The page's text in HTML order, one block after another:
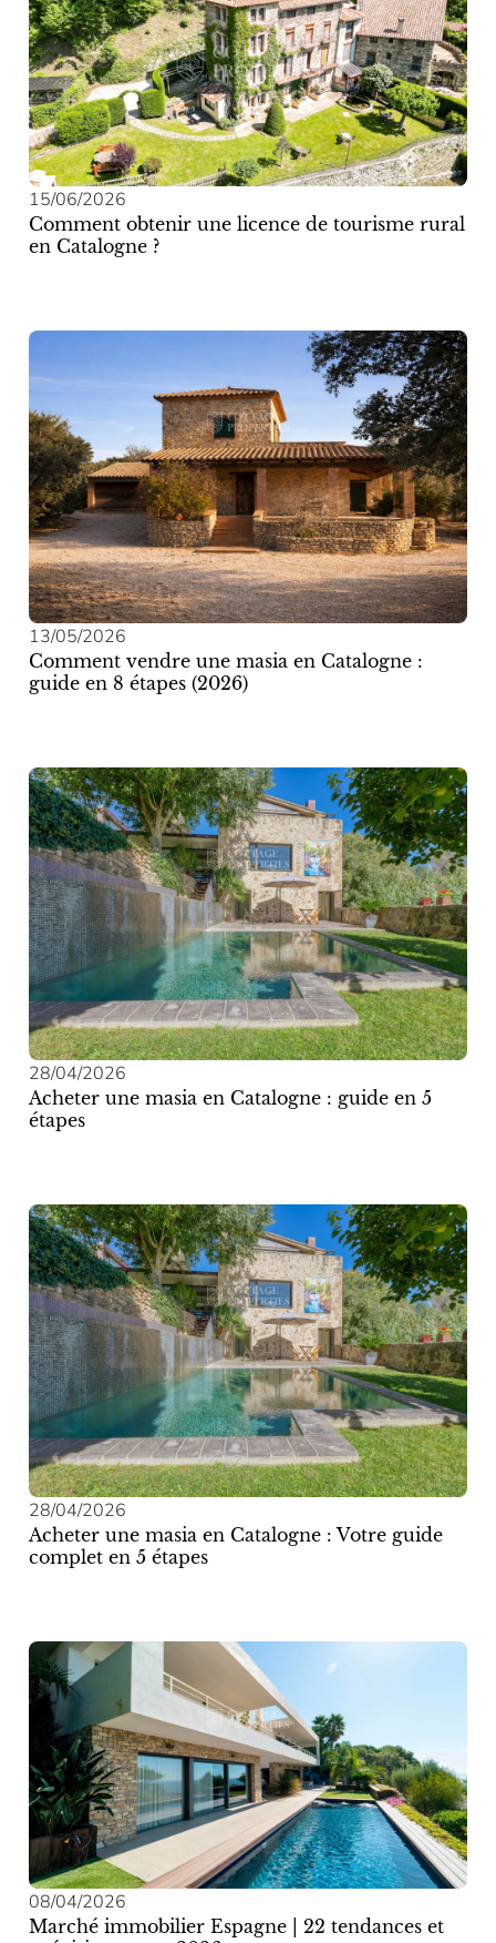
15/06/2026
Comment obtenir une licence de tourisme rural
en Catalogne ?
13/05/2026
Comment vendre une masia en Catalogne :
guide en 8 étapes (2026)
28/04/2026
Acheter une masia en Catalogne : guide en 5
étapes
28/04/2026
Acheter une masia en Catalogne : Votre guide
complet en 5 étapes
08/04/2026
Marché immobilier Espagne | 22 tendances et